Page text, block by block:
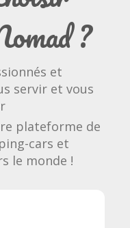
?
et
servir et vous
plateforme de
cars et
le monde !